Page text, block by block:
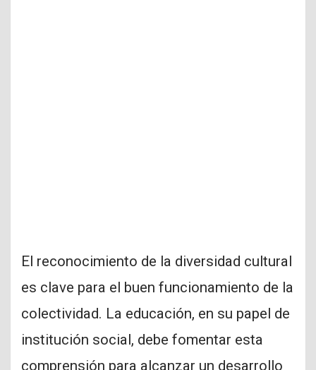
El reconocimiento de la diversidad cultural
es clave para el buen funcionamiento de la
colectividad. La educación, en su papel de
institución social, debe fomentar esta
comprensión para alcanzar un desarrollo